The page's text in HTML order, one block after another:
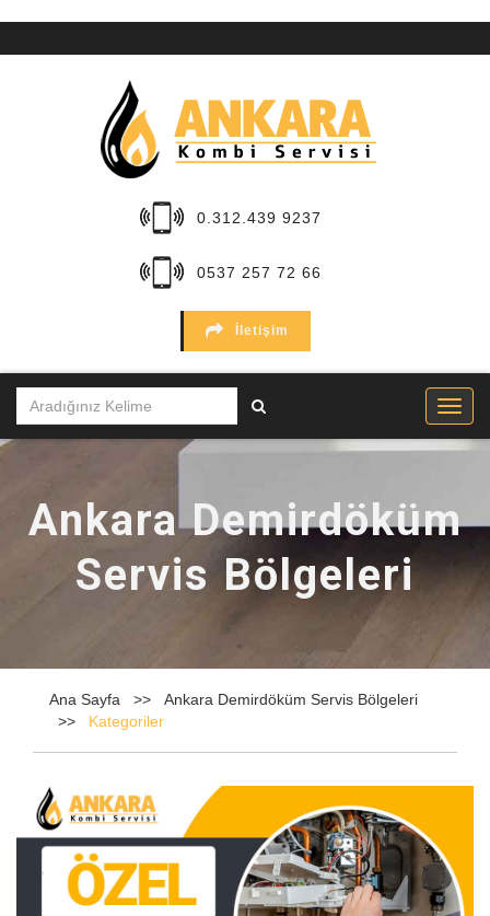
0.312.439 9237
0537 257 72 66
İletişim
KURUMSAL
Ankara Demirdöküm
Servis Bölgeleri
Ana Sayfa
Ankara Demirdöküm Servis Bölgeleri
Kategoriler